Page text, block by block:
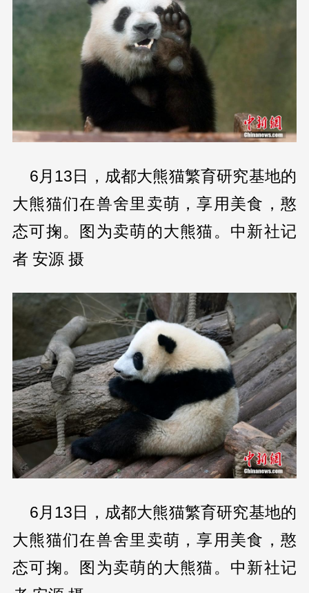
6月13日，成都大熊猫繁育研究基地的
大熊猫们在兽舍里卖萌，享用美食，憨
态可掬。图为卖萌的大熊猫。中新社记
者 安源 摄
6月13日，成都大熊猫繁育研究基地的
大熊猫们在兽舍里卖萌，享用美食，憨
态可掬。图为卖萌的大熊猫。中新社记